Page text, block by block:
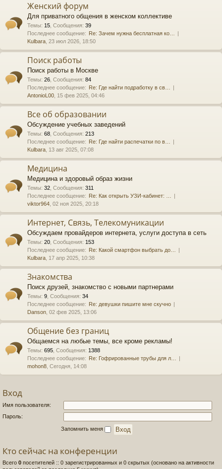
Женский форум
Для приватного общения в женском коллективе
Темы: 15 Сообщения: 39
Последнее сообщение: Re: Зачем нужна бесплатная ко…
Kulbara , 23 июл 2026, 18:50
Поиск работы
Поиск работы в Москве
Темы: 26 Сообщения: 84
Последнее сообщение: Re: Где найти подработку в св…
AntonioL00 , 15 фев 2025, 04:46
Все об образовании
Обсуждение учебных заведений
Темы: 68 Сообщения: 213
Последнее сообщение: Re: Где найти распечатки по в…
Kulbara , 13 авг 2025, 07:08
Медицина
Медицина и здоровый образ жизни
Темы: 32 Сообщения: 311
Последнее сообщение: Re: Как открыть УЗИ-кабинет: …
viktor964 , 02 ноя 2025, 20:18
Интернет, Связь, Телекомуникации
Обсуждаем провайдеров интернета, услуги доступа в сеть
Темы: 20 Сообщения: 153
Последнее сообщение: Re: Какой смартфон выбрать до…
Kulbara , 17 апр 2025, 10:38
Знакомства
Поиск друзей, знакомство с новыми партнерами
Темы: 9 Сообщения: 34
Последнее сообщение: Re: девушки пишите мне скучно
Danson , 02 фев 2025, 13:06
Общение без границ
Общаемся на любые темы, все кроме рекламы!
Темы: 695 Сообщения: 1388
Последнее сообщение: Re: Гофрированные трубы для л…
mohon8 , Сегодня, 14:08
Вход
Имя пользователя:
Пароль:
Запомнить меня
Кто сейчас на конференции
Всего 0 посетителей :: 0 зарегистрированных и 0 скрытых (основано на активности